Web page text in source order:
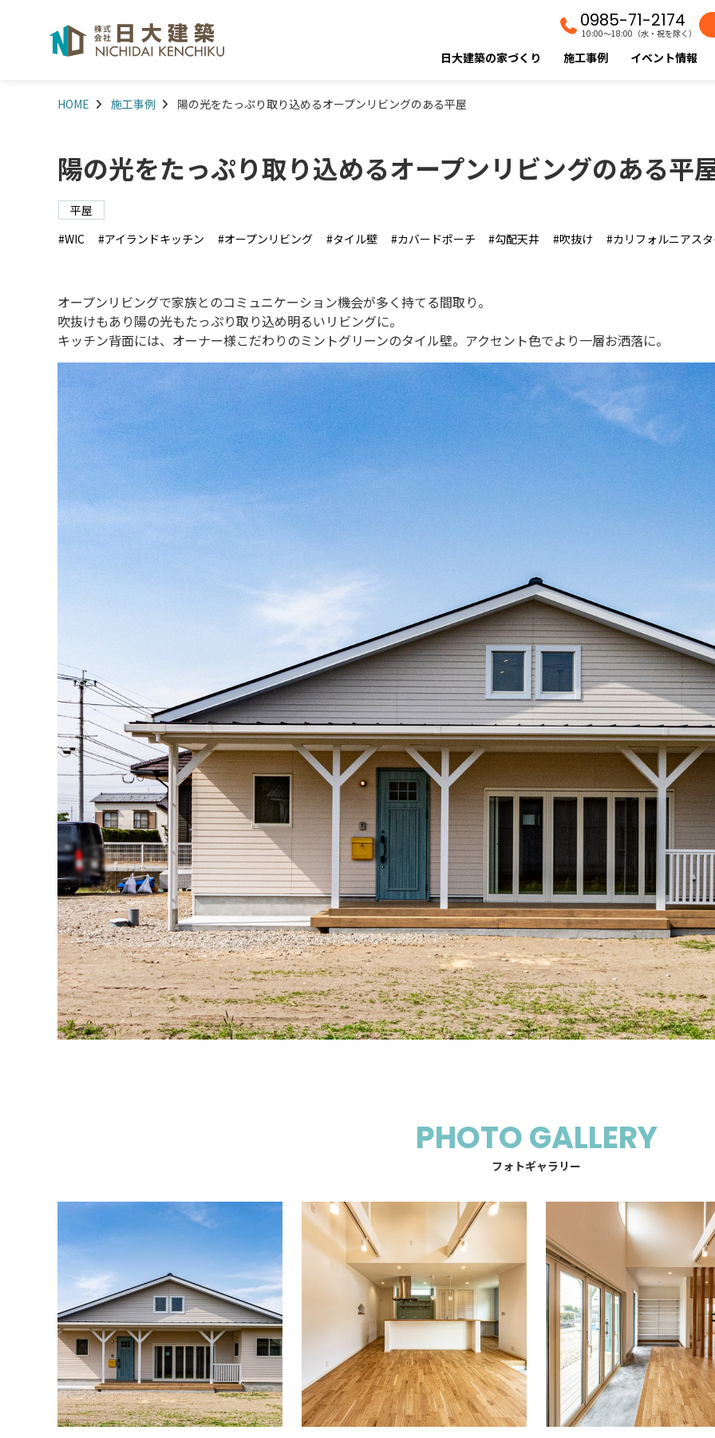
0985-71-2174
10:00〜18:00（水・祝を除く）
日大建築の家づくり 施工事例 イベント情報
HOME 施工事例 陽の光をたっぷり取り込めるオープンリビングのある平屋
陽の光をたっぷり取り込めるオープンリビングのある平
平屋
WIC
アイランドキッチン オープンリビング タイル壁 カバードポーチ 勾配天井 吹抜け カリフォルニアス
オープンリビングで家族とのコミュニケーション機会が多く持てる間取り。
吹抜けもあり陽の光もたっぷり取り込め明るいリビングに。
キッチン背面には、オーナー様こだわりのミントグリーンのタイル壁。アクセント色でより一層お洒落に。
PHOTO GALLERY
フォトギャラリー